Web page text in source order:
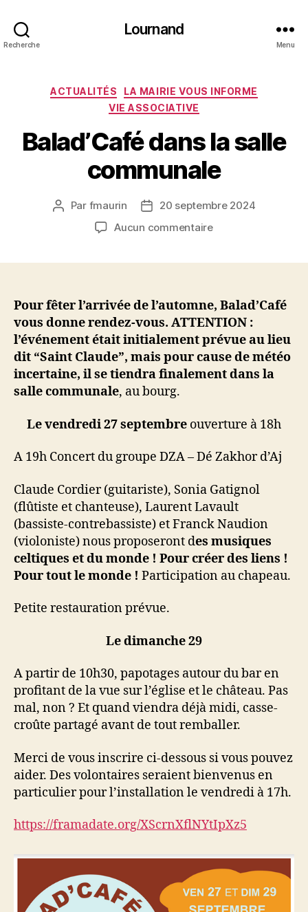
Recherche
Lournand
Menu
Catégories
ACTUALITÉS
LA MAIRIE VOUS INFORME
VIE ASSOCIATIVE
Balad’Café dans la salle
communale
Auteur
Par fmaurin
Date20 septembre 2024
Aucun commentairesur
communale
Pour fêter l’arrivée de l’automne, Balad’Café
vous donne rendez-vous. ATTENTION :
l’événement était initialement prévue au lieu
dit “Saint Claude”, mais pour cause de météo
incertaine, il se tiendra finalement dans la
salle communale, au bourg.
Le vendredi 27 septembre ouverture à 18h
A 19h Concert du groupe DZA – Dé Zakhor d’Aj
Claude Cordier (guitariste), Sonia Gatignol
(flûtiste et chanteuse), Laurent Lavault
(bassiste-contrebassiste) et Franck Naudion
(violoniste) nous proposeront des musiques
celtiques et du monde ! Pour créer des liens !
Pour tout le monde ! Participation au chapeau.
Petite restauration prévue.
Le dimanche 29
A partir de 10h30, papotages autour du bar en
profitant de la vue sur l’église et le château. Pas
mal, non ? Et quand viendra déjà midi, casse-
croûte partagé avant de tout remballer.
Merci de vous inscrire ci-dessous si vous pouvez
aider. Des volontaires seraient bienvenus en
particulier pour l’installation le vendredi à 17h.
https://framadate.org/XScrnXflNYtIpXz5